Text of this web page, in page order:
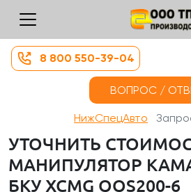
8 800 550-39-04
ВОПРОС /
НижСпецАвто
УТОЧНИТЬ
МАНИПУЛЯТОР
БКУ XCMG QQS200-6